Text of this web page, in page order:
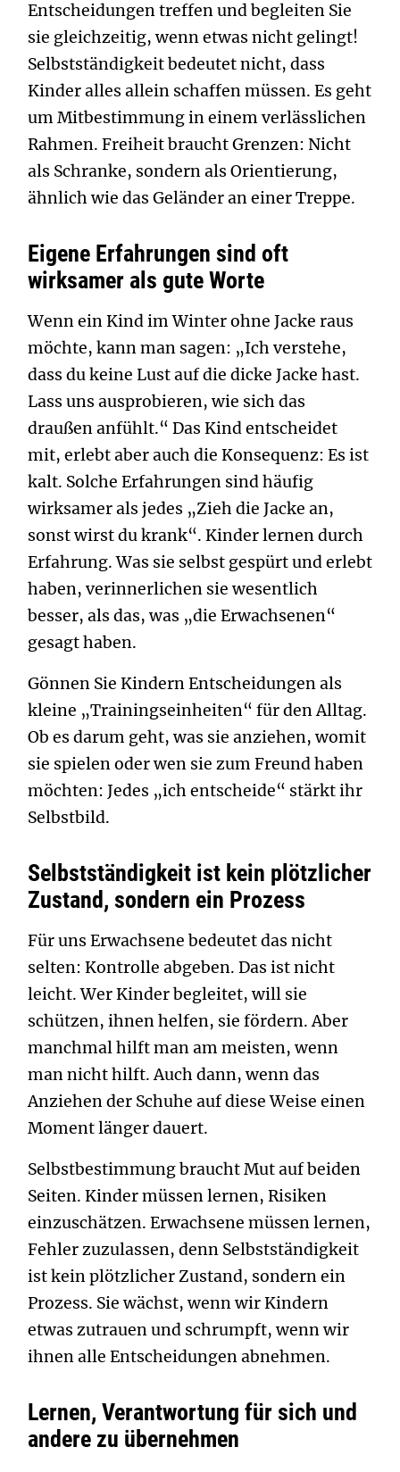
Entscheidungen treffen und begleiten Sie
sie gleichzeitig, wenn etwas nicht gelingt!
Selbstständigkeit bedeutet nicht, dass
Kinder alles allein schaffen müssen. Es geht
um Mitbestimmung in einem verlässlichen
Rahmen. Freiheit braucht Grenzen: Nicht
als Schranke, sondern als Orientierung,
ähnlich wie das Geländer an einer Treppe.
Eigene Erfahrungen sind oft
wirksamer als gute Worte
Wenn ein Kind im Winter ohne Jacke raus
möchte, kann man sagen: „Ich verstehe,
dass du keine Lust auf die dicke Jacke hast.
Lass uns ausprobieren, wie sich das
draußen anfühlt.“ Das Kind entscheidet
mit, erlebt aber auch die Konsequenz: Es ist
kalt. Solche Erfahrungen sind häufig
wirksamer als jedes „Zieh die Jacke an,
sonst wirst du krank“. Kinder lernen durch
Erfahrung. Was sie selbst gespürt und erlebt
haben, verinnerlichen sie wesentlich
besser, als das, was „die Erwachsenen“
gesagt haben.
Gönnen Sie Kindern Entscheidungen als
kleine „Trainingseinheiten“ für den Alltag.
Ob es darum geht, was sie anziehen, womit
sie spielen oder wen sie zum Freund haben
möchten: Jedes „ich entscheide“ stärkt ihr
Selbstbild.
Selbstständigkeit ist kein plötzlicher
Zustand, sondern ein Prozess
Für uns Erwachsene bedeutet das nicht
selten: Kontrolle abgeben. Das ist nicht
leicht. Wer Kinder begleitet, will sie
schützen, ihnen helfen, sie fördern. Aber
manchmal hilft man am meisten, wenn
man nicht hilft. Auch dann, wenn das
Anziehen der Schuhe auf diese Weise einen
Moment länger dauert.
Selbstbestimmung braucht Mut auf beiden
Seiten. Kinder müssen lernen, Risiken
einzuschätzen. Erwachsene müssen lernen,
Fehler zuzulassen, denn Selbstständigkeit
ist kein plötzlicher Zustand, sondern ein
Prozess. Sie wächst, wenn wir Kindern
etwas zutrauen und schrumpft, wenn wir
ihnen alle Entscheidungen abnehmen.
Lernen, Verantwortung für sich und
andere zu übernehmen